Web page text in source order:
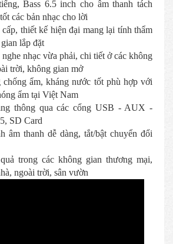
Bass 6.5 inch cho âm thanh tách
các bản nhạc cho lời
thiết kế hiện đại mang lại tính thẩm
lắp đặt
nhạc vừa phải, chi tiết ở các không
trời, không gian mở
ẩm, kháng nước tốt phù hợp với
ẩm tại Việt Nam
thông qua các cổng USB - AUX -
SD Card
âm thanh dễ dàng, tắt/bật chuyển đổi
trong các không gian thương mại,
ngoài trời, sân vườn